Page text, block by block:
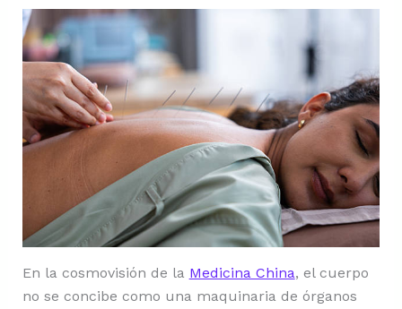
En la cosmovisión de la Medicina China, el cuerpo
no se concibe como una maquinaria de órganos